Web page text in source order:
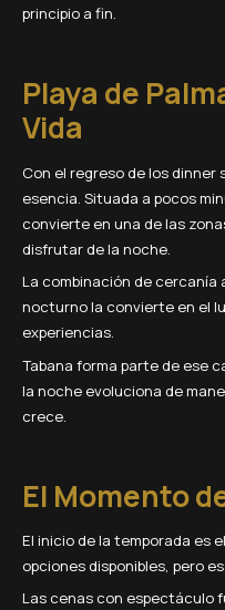
principio a fin.
Playa de
Vida
Con el regreso de los dinner
esencia. Situada a pocos
convierte en una de las
disfrutar de la noche.
La combinación de cercanía
nocturno la convierte en el
experiencias.
Tabana forma parte de ese
la noche evoluciona de
crece.
El Momento
El inicio de la temporada es
opciones disponibles, pero
Las cenas con espectáculo